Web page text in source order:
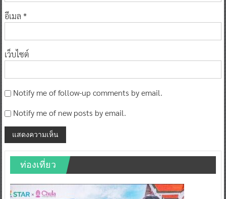
อีเมล *
เว็บไซต์
Notify me of follow-up comments by email.
Notify me of new posts by email.
ท่องเที่ยว